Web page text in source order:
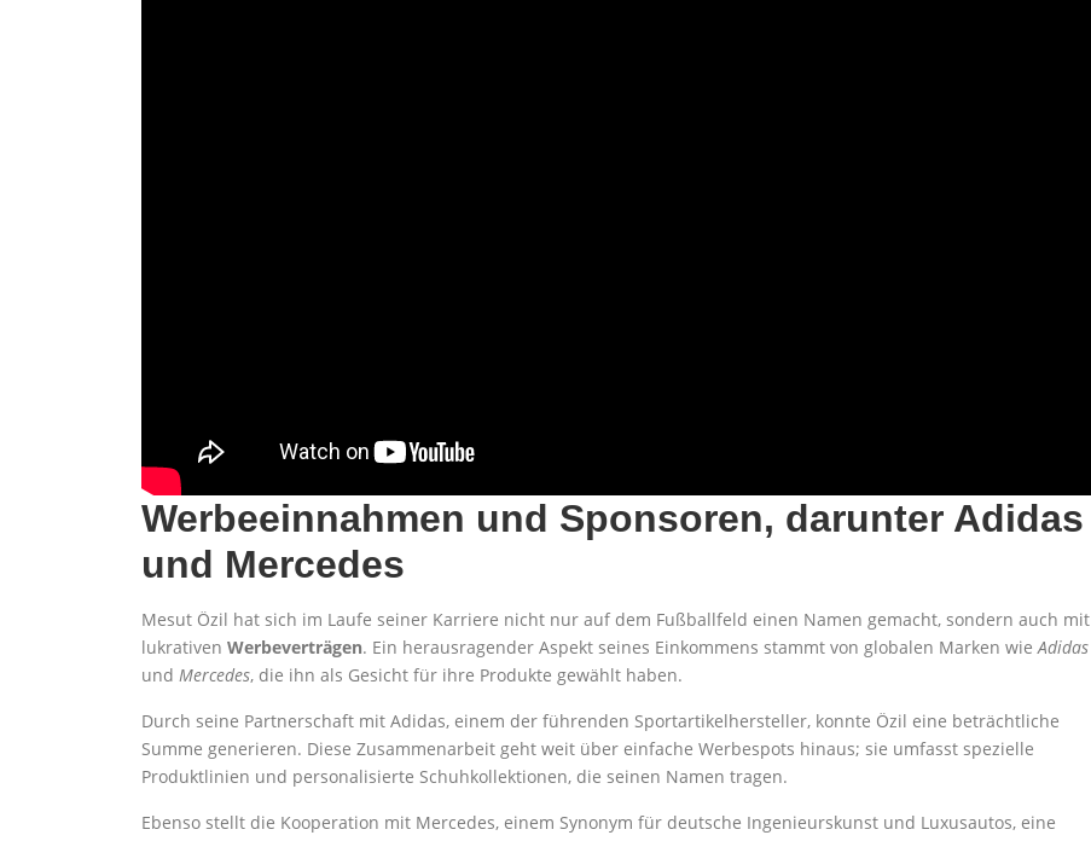
Werbeeinnahmen und Sponsoren, darunter Adidas
und Mercedes
Mesut Özil hat sich im Laufe seiner Karriere nicht nur auf dem Fußballfeld einen Namen gemacht, sondern auch mit
lukrativen Werbeverträgen. Ein herausragender Aspekt seines Einkommens stammt von globalen Marken wieAdidas
und Mercedes, die ihn als Gesicht für ihre Produkte gewählt haben.
Durch seine Partnerschaft mit Adidas, einem der führenden Sportartikelhersteller, konnte Özil eine beträchtliche
Summe generieren. Diese Zusammenarbeit geht weit über einfache Werbespots hinaus; sie umfasst spezielle
Produktlinien und personalisierte Schuhkollektionen, die seinen Namen tragen.
Ebenso stellt die Kooperation mit Mercedes, einem Synonym für deutsche Ingenieurskunst und Luxusautos, eine